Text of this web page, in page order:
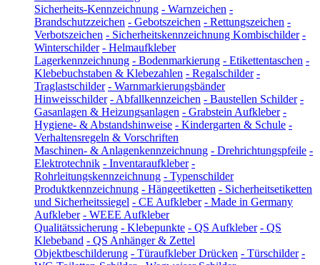
Sicherheits-Kennzeichnung - Warnzeichen -
Brandschutzzeichen - Gebotszeichen - Rettungszeichen -
Verbotszeichen - Sicherheitskennzeichnung Kombischilder -
Winterschilder - Helmaufkleber
Lagerkennzeichnung - Bodenmarkierung - Etikettentaschen -
Klebebuchstaben & Klebezahlen - Regalschilder -
Traglastschilder - Warnmarkierungsbänder
Hinweisschilder - Abfallkennzeichen - Baustellen Schilder -
Gasanlagen & Heizungsanlagen - Grabstein Aufkleber -
Hygiene- & Abstandshinweise - Kindergarten & Schule -
Verhaltensregeln & Vorschriften
Maschinen- & Anlagenkennzeichnung - Drehrichtungspfeile -
Elektrotechnik - Inventaraufkleber -
Rohrleitungskennzeichnung - Typenschilder
Produktkennzeichnung - Hängeetiketten - Sicherheitsetiketten
und Sicherheitssiegel - CE Aufkleber - Made in Germany
Aufkleber - WEEE Aufkleber
Qualitätssicherung - Klebepunkte - QS Aufkleber - QS
Klebeband - QS Anhänger & Zettel
Objektbeschilderung - Türaufkleber Drücken - Türschilder -